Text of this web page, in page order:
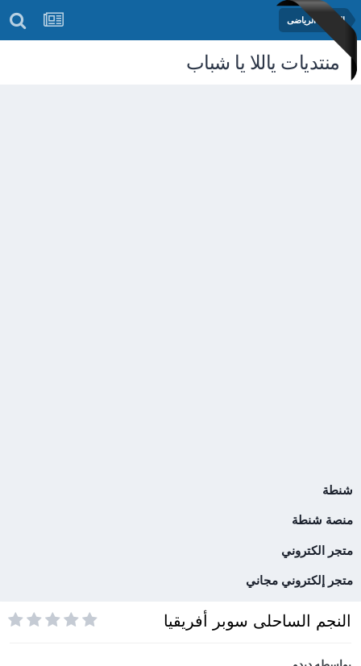
المنتدى الرياضى
منتديات ياللا يا شباب
شنطة
منصة شنطة
متجر الكتروني
متجر إلكتروني مجاني
النجم الساحلى سوبر أفريقيا